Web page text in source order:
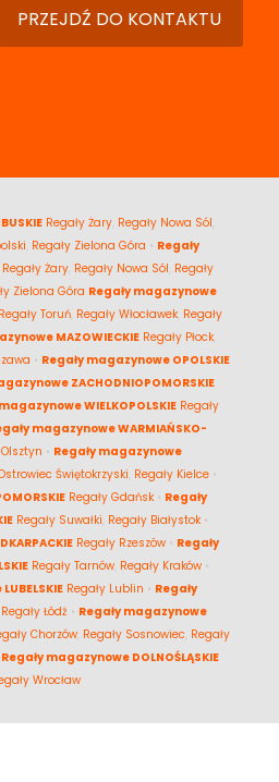
PRZEJDŹ DO KONTAKTU
Regały Żary, Regały Nowa Sól
Regały Zielona Góra • Regały
Regały Żary, Regały Nowa Sól Regały
Zielona Góra Regały magazynowe
Regały Toruń, Regały Włocławek, Regały
MAZOWIECKIE Regały Płock,
• Regały magazynowe OPOLSKIE
ZACHODNIOPOMORSKIE
WIELKOPOLSKIE Regały
magazynowe WARMIAŃSKO-
• Regały magazynowe
Świętokrzyski Regały Kielce •
Regały Gdańsk• Regały
Regały Suwałki Regały Białystok•
Regały Rzeszów• Regały
Regały Tarnów Regały Kraków •
Regały Lublin • Regały
Regały Łódź • Regały magazynowe
Chorzów Regały Sosnowiec Regały
Regały magazynowe DOLNOŚLĄSKIE
Wrocław